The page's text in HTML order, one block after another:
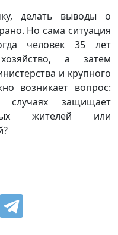
делать выводы о
Но сама ситуация
человек 35 лет
а затем
и крупного
возникает вопрос:
защищает
жителей или